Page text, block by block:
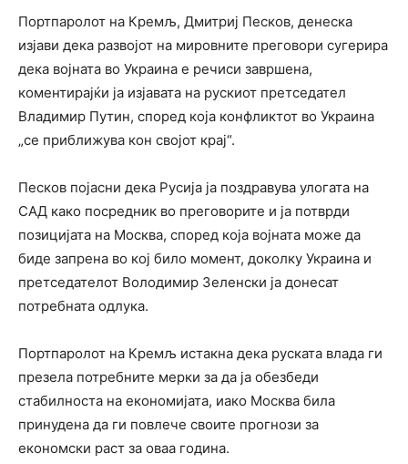
Портпаролот на Кремљ, Дмитриј Песков, денеска
изјави дека развојот на мировните преговори сугерира
дека војната во Украина е речиси завршена,
коментирајќи ја изјавата на рускиот претседател
Владимир Путин, според која конфликтот во Украина
„се приближува кон својот крај“.
Песков појасни дека Русија ја поздравува улогата на
САД како посредник во преговорите и ја потврди
позицијата на Москва, според која војната може да
биде запрена во кој било момент, доколку Украина и
претседателот Володимир Зеленски ја донесат
потребната одлука.
Портпаролот на Кремљ истакна дека руската влада ги
презела потребните мерки за да ја обезбеди
стабилноста на економијата, иако Москва била
принудена да ги повлече своите прогнози за
економски раст за оваа година.